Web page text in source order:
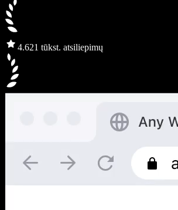
4.621 tūkst. atsiliepimų